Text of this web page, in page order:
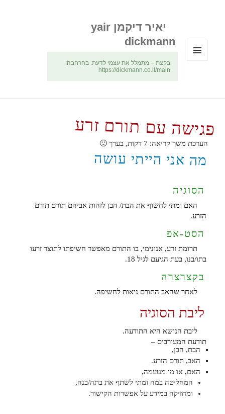
יאיר דיקמן yair
dickmann
בקצת – מתמלל את עצמי לדעת. בהרחבה:
https://dickmann.co.il/main
פגישה עם תורם זרע
הערכת משך קריאה: 7 דקות, בערך 🙂
מה אני הייתי עושה
הסוגיה
האם ומתי לחשוף את הבת/ הבן לזהות אביהם תורם תורם
הזרע.
הסט-אפ
תרומת זרע, אנונימי, בו התורם מאפשר חשיפתו לתוצר זרעו
בתו/בנו, בעת הגיעם לגיל 18.
בקצרצרה
לאחר שהאב התורם ניאות לחשיפה.
ליבת הסוגיה
ליבת הנושא היא התודעה.
תודעת המעורבים –
הבת, הבן,
האב, תורם הזרע.
האם, או מי מטעמה,
המחליטה במה ומתי לשתף את בתה/בנה,
ומחזיקה במידע על אפשרות הקישור.